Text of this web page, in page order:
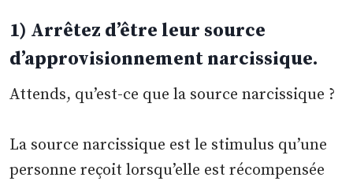
1) Arrêtez d’être leur source
d’approvisionnement narcissique.
Attends, qu’est-ce que la source narcissique ?
La source narcissique est le stimulus qu’une
personne reçoit lorsqu’elle est récompensée